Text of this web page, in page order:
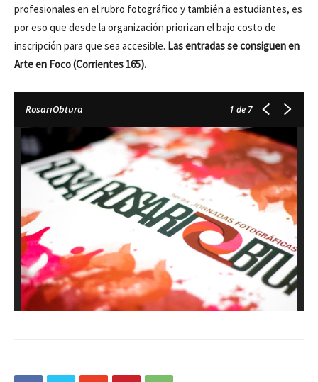
profesionales en el rubro fotográfico y también a estudiantes, es
por eso que desde la organización priorizan el bajo costo de
inscripción para que sea accesible. Las entradas se consiguen en
Arte en Foco (Corrientes 165).
RosariObtura 1 de 7